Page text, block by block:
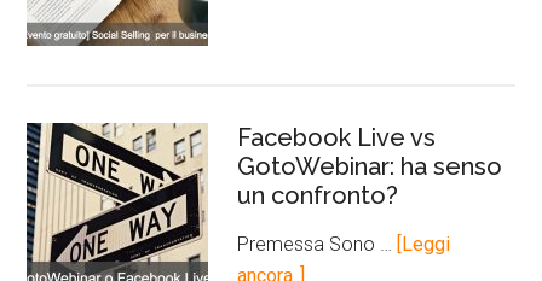
Facebook Live vs
GotoWebinar: ha senso
un confronto?
Premessa Sono …
[Leggi
ancora..]